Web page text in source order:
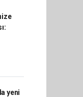
yeni